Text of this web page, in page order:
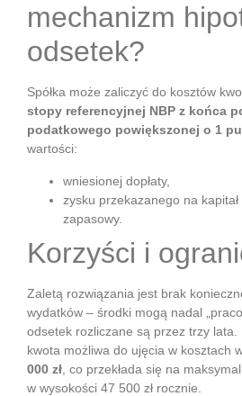
mechanizm
odsetek?
Spółka może zaliczyć do kosztów
stopy referencyjnej NBP z końca
podatkowego powiększonej o 1
wartości:
wniesionej dopłaty,
zysku przekazanego na
zapasowy.
Korzyści i
Zaletą rozwiązania jest brak
wydatków – środki mogą nadal
odsetek rozliczane są przez trzy lata.
kwota możliwa do ujęcia w kosztach
000 zł , co przekłada się na
w wysokości 47 500 zł rocznie.